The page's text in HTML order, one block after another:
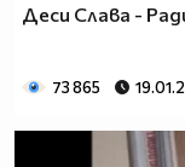
Деси Слава -
73 865